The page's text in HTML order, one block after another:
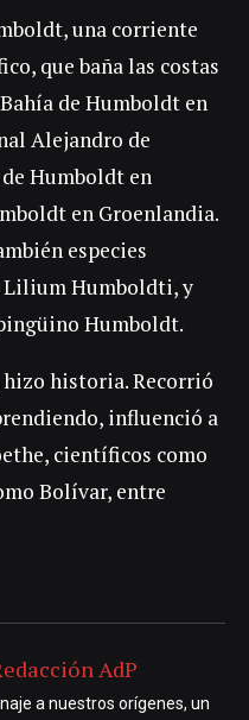
una corriente
que baña las costas
de Humboldt en
Alejandro de
Humboldt en
en Groenlandia.
especies
Lilium Humboldti, y
Humboldt.
historia. Recorrió
influenció a
científicos como
Bolívar, entre
AdP
a nuestros orígenes, un